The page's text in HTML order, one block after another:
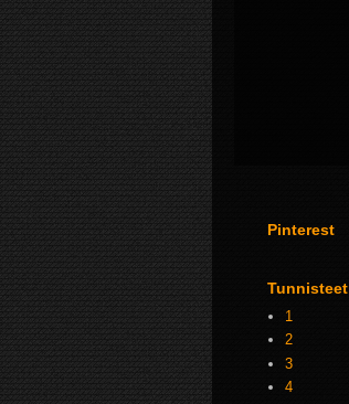
Pinterest
Tunnisteet
1
2
3
4